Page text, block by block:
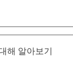
해 알아보기